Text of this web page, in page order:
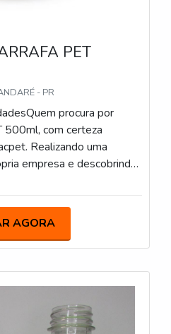
PET
- PR
procura por
500ml, com certeza
Realizando uma
empresa e descobrindo
é embalagem garrafa PET
SOBRE
PET 500MLHá muitas
atuação. A Macpet
de ponta; Diversas
AGORA